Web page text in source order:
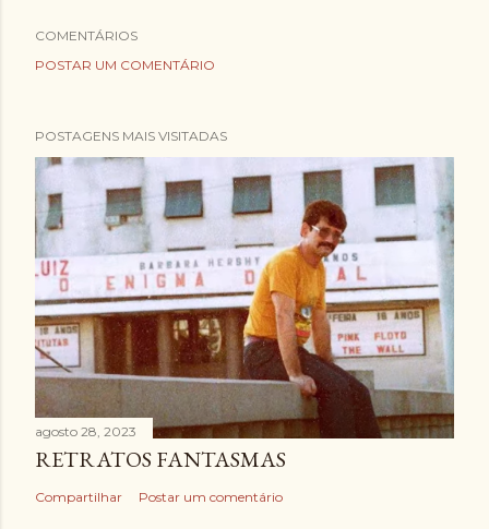
COMENTÁRIOS
POSTAR UM COMENTÁRIO
POSTAGENS MAIS VISITADAS
agosto 28, 2023
RETRATOS FANTASMAS
Compartilhar Postar um comentário